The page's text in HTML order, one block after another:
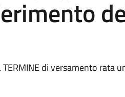
TERMINE di versamento rata